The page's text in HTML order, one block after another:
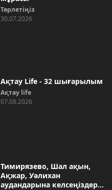
Төрлетіңіз
30.07.2026
Ақтау Life - 32 шығарылым
Ақтау life
07.08.2026
Тимирязево, Шал ақын,
Ақжар, Уәлихан
аудандарына келсеңіздер…